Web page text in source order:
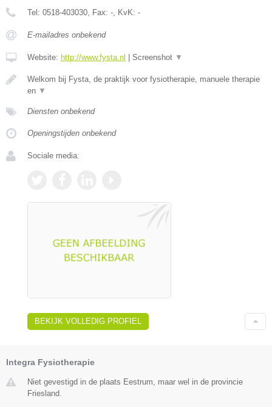
Tel: 0518-403030, Fax: -, KvK: -
E-mailadres onbekend
Website: http://www.fysta.nl Screenshot ▼
Welkom bij Fysta, de praktijk voor fysiotherapie, manuele therapie
en ▼
Diensten onbekend
Openingstijden onbekend
Sociale media:
BEKIJK VOLLEDIG PROFIEL
Integra Fysiotherapie
Niet gevestigd in de plaats Eestrum, maar wel in de provincie
Friesland.